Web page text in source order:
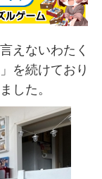
えないわたく
を続けており
した。